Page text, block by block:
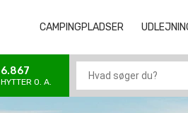
CAMPINGPLADSER
6.867
HYTTER 0. A.